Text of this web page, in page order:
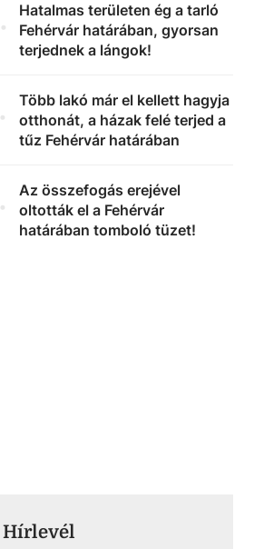
.
Hatalmas területen ég a tarló
Fehérvár határában, gyorsan
terjednek a lángok!
.
Több lakó már el kellett hagyja
otthonát, a házak felé terjed a
tűz Fehérvár határában
.
Az összefogás erejével
oltották el a Fehérvár
határában tomboló tüzet!
Hírlevél